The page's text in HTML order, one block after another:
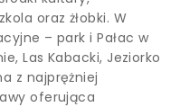
oraz żłobki. W
– park i Pałac w
Las Kabacki, Jeziorko
z najprężniej
oferująca